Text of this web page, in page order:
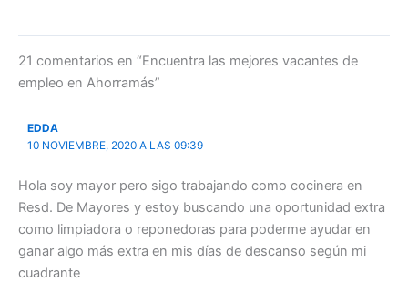
21 comentarios en “Encuentra las mejores vacantes de
empleo en Ahorramás”
EDDA
10 NOVIEMBRE, 2020 A LAS 09:39
Hola soy mayor pero sigo trabajando como cocinera en
Resd. De Mayores y estoy buscando una oportunidad extra
como limpiadora o reponedoras para poderme ayudar en
ganar algo más extra en mis días de descanso según mi
cuadrante